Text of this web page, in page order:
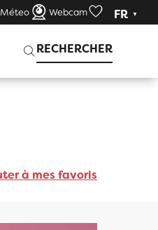
Méteo Webcam FR
RECHERCHER
Recherche
à mes favoris